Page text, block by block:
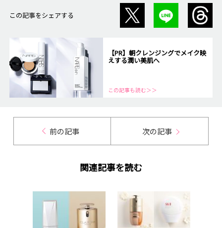
この記事をシェアする
【PR】朝クレンジングでメイク映
えする潤い美肌へ
この記事も読む＞＞
前の記事 次の記事
関連記事を読む